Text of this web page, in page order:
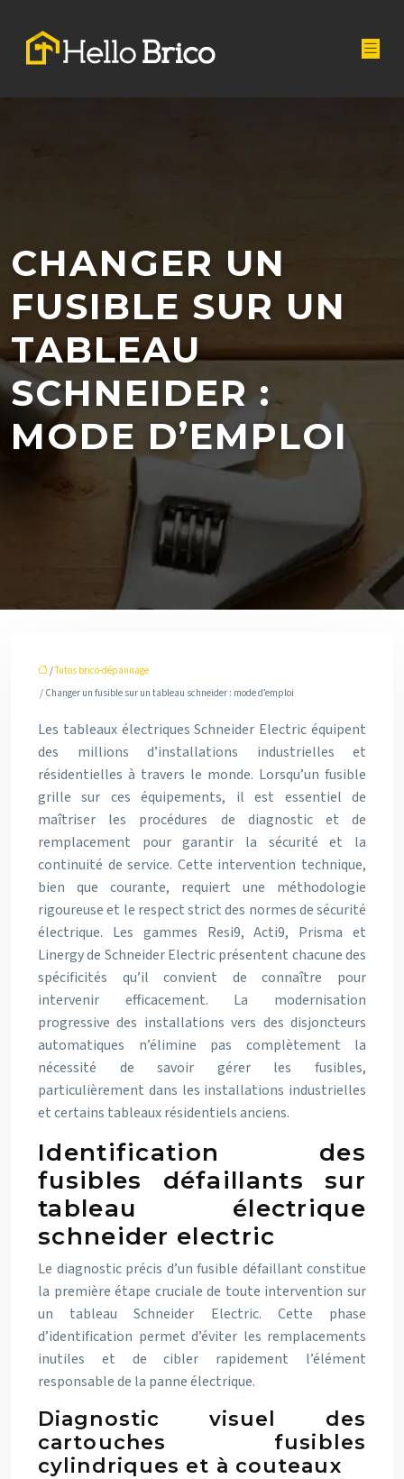
CHANGER UN
FUSIBLE SUR UN
TABLEAU
SCHNEIDER :
MODE D’EMPLOI
/Tutos brico-dépannage
/ Changer un fusible sur un tableau schneider : mode d’emploi
Les tableaux électriques Schneider Electric équipent
des millions d’installations industrielles et
résidentielles à travers le monde. Lorsqu’un fusible
grille sur ces équipements, il est essentiel de
maîtriser les procédures de diagnostic et de
remplacement pour garantir la sécurité et la
continuité de service. Cette intervention technique,
bien que courante, requiert une méthodologie
rigoureuse et le respect strict des normes de sécurité
électrique. Les gammes Resi9, Acti9, Prisma et
Linergy de Schneider Electric présentent chacune des
spécificités qu’il convient de connaître pour
intervenir efficacement. La modernisation
progressive des installations vers des disjoncteurs
automatiques n’élimine pas complètement la
nécessité de savoir gérer les fusibles,
particulièrement dans les installations industrielles
et certains tableaux résidentiels anciens.
Identification des
fusibles défaillants sur
tableau électrique
schneider electric
Le diagnostic précis d’un fusible défaillant constitue
la première étape cruciale de toute intervention sur
un tableau Schneider Electric. Cette phase
d’identification permet d’éviter les remplacements
inutiles et de cibler rapidement l’élément
responsable de la panne électrique.
Diagnostic visuel des
cartouches fusibles
cylindriques et à couteaux